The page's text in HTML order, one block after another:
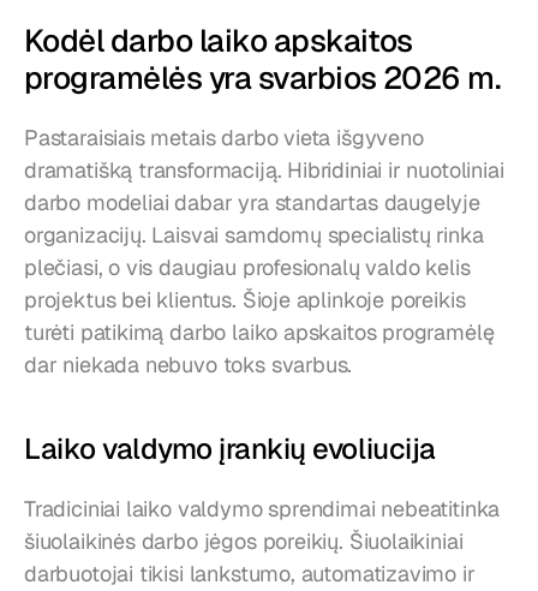
Kodėl darbo laiko apskaitos
programėlės yra svarbios 2026 m.
Pastaraisiais metais darbo vieta išgyveno
dramatišką transformaciją. Hibridiniai ir nuotoliniai
darbo modeliai dabar yra standartas daugelyje
organizacijų. Laisvai samdomų specialistų rinka
plečiasi, o vis daugiau profesionalų valdo kelis
projektus bei klientus. Šioje aplinkoje poreikis
turėti patikimą darbo laiko apskaitos programėlę
dar niekada nebuvo toks svarbus.
Laiko valdymo įrankių evoliucija
Tradiciniai laiko valdymo sprendimai nebeatitinka
šiuolaikinės darbo jėgos poreikių. Šiuolaikiniai
darbuotojai tikisi lankstumo, automatizavimo ir